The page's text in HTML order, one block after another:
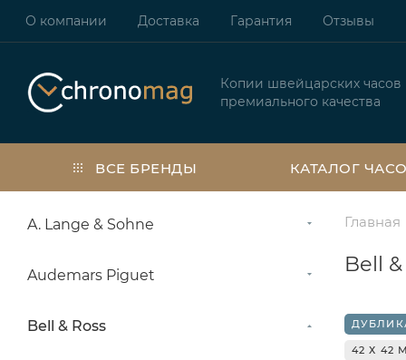
О компании Доставка Гарантия Отзывы
Копии швейцарских часов
премиального качества
ВСЕ БРЕНДЫ КАТАЛОГ
Главная
Bell
42 Х 42
A. Lange & Sohne
Audemars Piguet
Bell & Ross